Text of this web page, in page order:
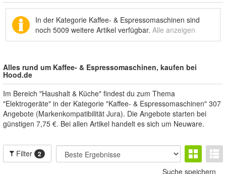
In der Kategorie Kaffee- & Espressomaschinen sind
noch 5009 weitere Artikel verfügbar. Alle anzeigen
Alles rund um Kaffee- & Espressomaschinen, kaufen bei
Hood.de
Im Bereich "Haushalt & Küche" findest du zum Thema
"Elektrogeräte" in der Kategorie "Kaffee- & Espressomaschinen" 307
Angebote (Markenkompatibilität Jura). Die Angebote starten bei
günstigen 7,75 €. Bei allen Artikel handelt es sich um Neuware.
Filter 2
Suche speichern